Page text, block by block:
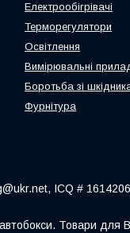
Електрообігрівачі
Терморегулятори
Освітлення
Вимірювальні
Боротьба зі
Фурнітура
ICQ #
автобокси. Товари